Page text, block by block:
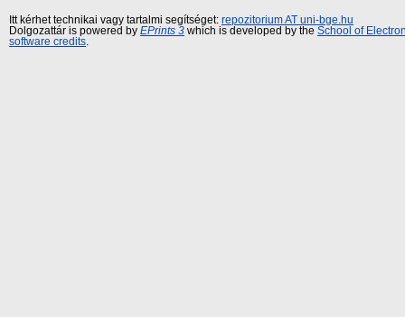
Itt kérhet technikai vagy tartalmi segítséget: repozitorium AT uni-bge.hu
Dolgozattár is powered by EPrints 3 which is developed by the School of
software credits